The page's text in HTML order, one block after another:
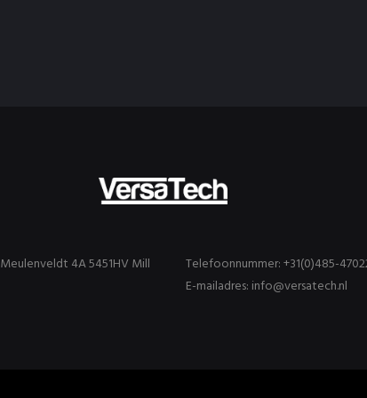
Telefoonnummer: +31(0)485-
E-mailadres: info@versatech.nl
Meulenveldt 4A 5451HV Mill